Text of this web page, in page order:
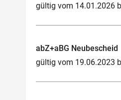
gültig vom 14.01.2026
abZ+aBG Neubescheid
gültig vom 19.06.2023